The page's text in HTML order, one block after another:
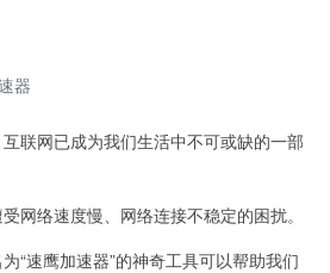
器
网已成为我们生活中不可或缺的一部
络速度慢、网络连接不稳定的困扰。
速鹰加速器”的神奇工具可以帮助我们